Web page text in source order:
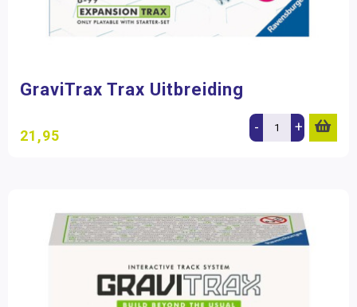
GraviTrax Trax Uitbreiding
21,95 - +